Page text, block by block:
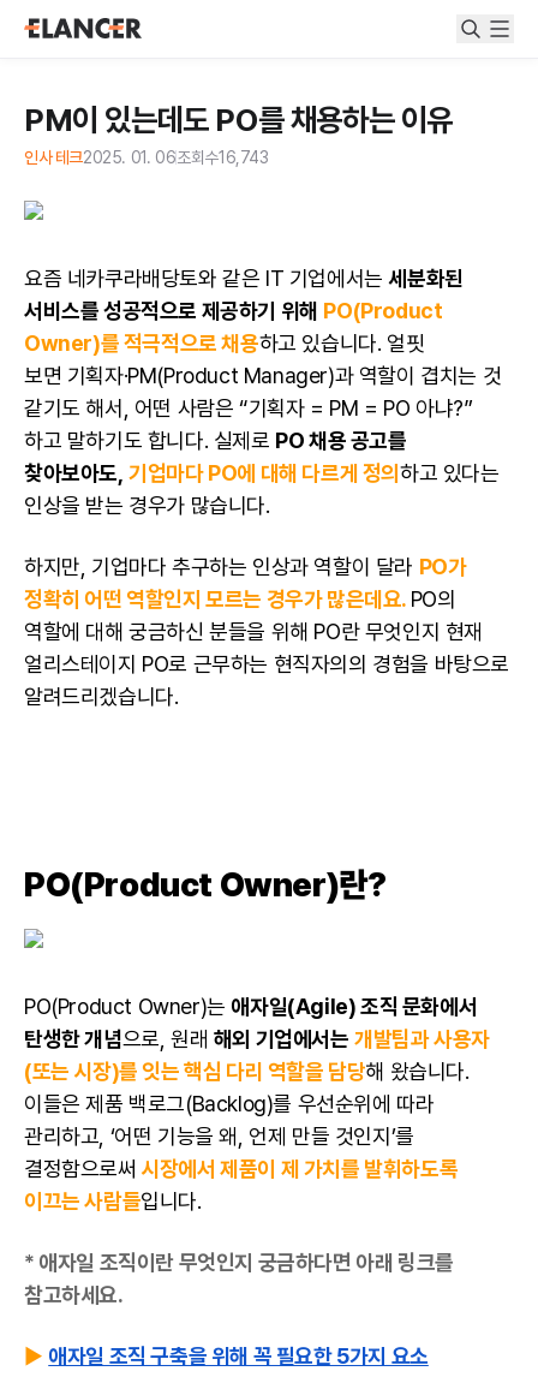
PM이 있는데도 PO를 채용하는 이유
인사 테크2025. 01. 06조회수16,743
요즘 네카쿠라배당토와 같은 IT 기업에서는세분화된
서비스를 성공적으로 제공하기 위해 PO(Product
Owner)를 적극적으로 채용하고 있습니다. 얼핏
보면 기획자·PM(Product Manager)과 역할이 겹치는 것
같기도 해서, 어떤 사람은 “기획자 = PM = PO 아냐?”
하고 말하기도 합니다. 실제로 PO 채용 공고를
찾아보아도, 기업마다 PO에 대해 다르게 정의하고 있다는
인상을 받는 경우가 많습니다.
하지만, 기업마다 추구하는 인상과 역할이 달라 PO가
정확히 어떤 역할인지 모르는 경우가 많은데요. PO의
역할에 대해 궁금하신 분들을 위해 PO란 무엇인지 현재
얼리스테이지 PO로 근무하는 현직자의의 경험을 바탕으로
알려드리겠습니다.
PO(Product Owner)란?
PO(Product Owner)는 애자일(Agile) 조직 문화에서
탄생한 개념으로, 원래 해외 기업에서는 개발팀과사용자
(또는 시장)를 잇는 핵심 다리 역할을 담당해 왔습니다.
이들은 제품 백로그(Backlog)를 우선순위에 따라
관리하고, ‘어떤 기능을 왜, 언제 만들 것인지’를
결정함으로써 시장에서 제품이 제 가치를 발휘하도록
이끄는 사람들입니다.
* 애자일 조직이란 무엇인지 궁금하다면 아래 링크를
참고하세요.
▶ 애자일 조직 구축을 위해 꼭 필요한 5가지 요소